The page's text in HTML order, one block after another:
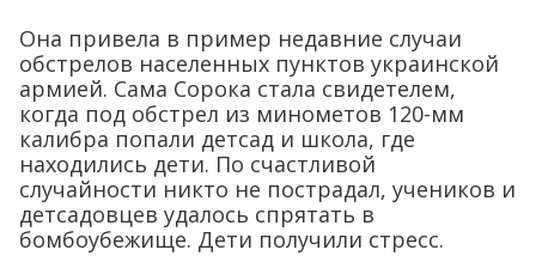
Она привела в пример недавние случаи
обстрелов населенных пунктов украинской
армией. Сама Сорока стала свидетелем,
когда под обстрел из минометов 120-мм
калибра попали детсад и школа, где
находились дети. По счастливой
случайности никто не пострадал, учеников и
детсадовцев удалось спрятать в
бомбоубежище. Дети получили стресс.